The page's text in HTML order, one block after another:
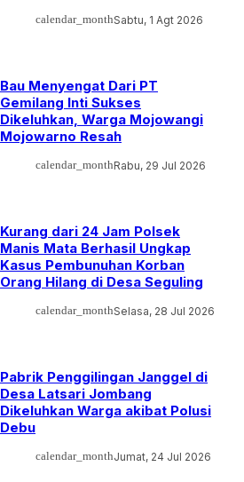
calendar_monthSabtu, 1 Agt 2026
Bau Menyengat Dari PT
Gemilang Inti Sukses
Dikeluhkan, Warga Mojowangi
Mojowarno Resah
calendar_monthRabu, 29 Jul 2026
Kurang dari 24 Jam Polsek
Manis Mata Berhasil Ungkap
Kasus Pembunuhan Korban
Orang Hilang di Desa Seguling
calendar_monthSelasa, 28 Jul 2026
Pabrik Penggilingan Janggel di
Desa Latsari Jombang
Dikeluhkan Warga akibat Polusi
Debu
calendar_monthJumat, 24 Jul 2026